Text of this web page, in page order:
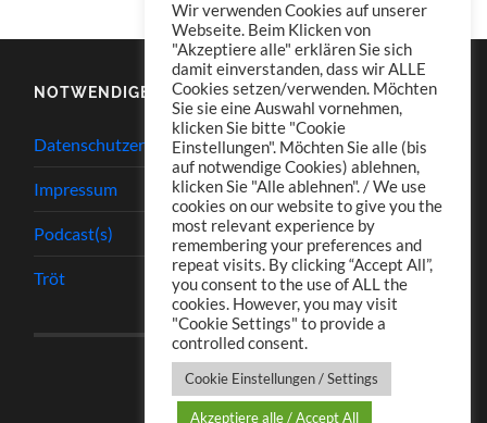
NOTWENDIGES
Datenschutzerklärung
Impressum
Podcast(s)
Tröt
Wir verwenden Cookies auf unserer
Webseite. Beim Klicken von
"Akzeptiere alle" erklären Sie sich
damit einverstanden, dass wir ALLE
Cookies setzen/verwenden. Möchten
Sie sie eine Auswahl vornehmen,
klicken Sie bitte "Cookie
Einstellungen". Möchten Sie alle (bis
auf notwendige Cookies) ablehnen,
klicken Sie "Alle ablehnen". / We use
cookies on our website to give you the
most relevant experience by
remembering your preferences and
repeat visits. By clicking “Accept All”,
you consent to the use of ALL the
cookies. However, you may visit
"Cookie Settings" to provide a
controlled consent.
Cookie Einstellungen / Settings
Akzeptiere alle / Accept All